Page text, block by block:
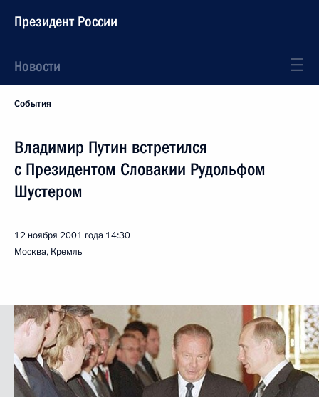
Президент России
Новости
События
Владимир Путин встретился
с Президентом Словакии Рудольфом
Шустером
12 ноября 2001 года 14:30
Москва, Кремль